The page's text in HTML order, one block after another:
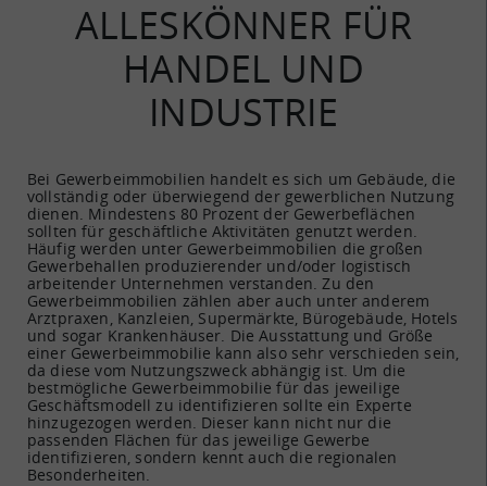
ALLESKÖNNER FÜR
HANDEL UND
INDUSTRIE
Bei Gewerbeimmobilien handelt es sich um Gebäude, die
vollständig oder überwiegend der gewerblichen Nutzung
dienen. Mindestens 80 Prozent der Gewerbeflächen
sollten für geschäftliche Aktivitäten genutzt werden.
Häufig werden unter Gewerbeimmobilien die großen
Gewerbehallen produzierender und/oder logistisch
arbeitender Unternehmen verstanden. Zu den
Gewerbeimmobilien zählen aber auch unter anderem
Arztpraxen, Kanzleien, Supermärkte, Bürogebäude, Hotels
und sogar Krankenhäuser. Die Ausstattung und Größe
einer Gewerbeimmobilie kann also sehr verschieden sein,
da diese vom Nutzungszweck abhängig ist. Um die
bestmögliche Gewerbeimmobilie für das jeweilige
Geschäftsmodell zu identifizieren sollte ein Experte
hinzugezogen werden. Dieser kann nicht nur die
passenden Flächen für das jeweilige Gewerbe
identifizieren, sondern kennt auch die regionalen
Besonderheiten.